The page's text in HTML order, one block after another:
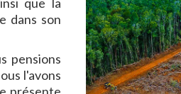
dans son
pensions
l'avons